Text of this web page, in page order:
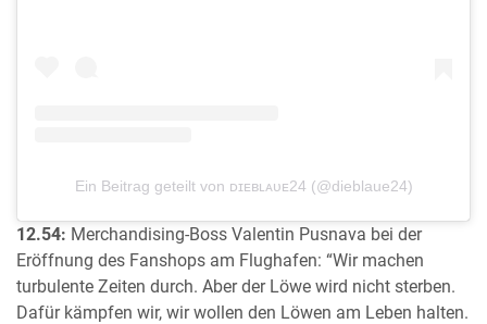
Ein Beitrag geteilt von ᴅɪᴇʙʟᴀᴜᴇ24 (@dieblaue24)
12.54: Merchandising-Boss Valentin Pusnava bei der
Eröffnung des Fanshops am Flughafen: “Wir machen
turbulente Zeiten durch. Aber der Löwe wird nicht sterben.
Dafür kämpfen wir, wir wollen den Löwen am Leben halten.